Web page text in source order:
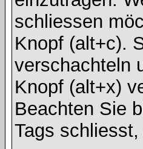
schliessen
Knopf (alt+c).
verschachteln
Knopf (alt+x)
Beachten Sie
Tags